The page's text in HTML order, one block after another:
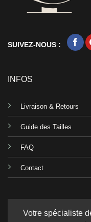
SUIVEZ-NOUS :
INFOS
Livraison & Retours
Guide des Tailles
FAQ
Contact
Votre spécialiste